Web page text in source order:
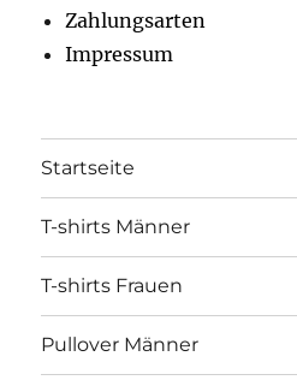
Zahlungsarten
Impressum
Startseite
T-shirts Männer
T-shirts Frauen
Pullover Männer